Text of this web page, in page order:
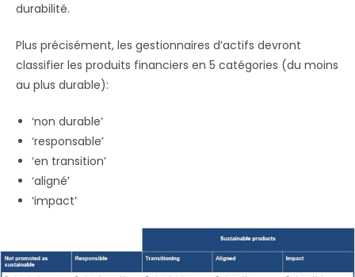
durabilité.
Plus précisément, les gestionnaires d’actifs devront
classifier les produits financiers en 5 catégories (du moins
au plus durable):
‘non durable’
‘responsable’
‘en transition’
‘aligné’
‘impact’